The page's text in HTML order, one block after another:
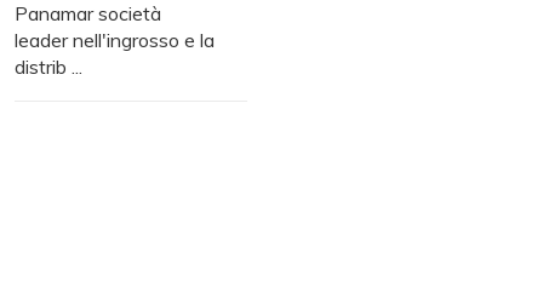
Panamar società
leader nell'ingrosso e la
distrib ...